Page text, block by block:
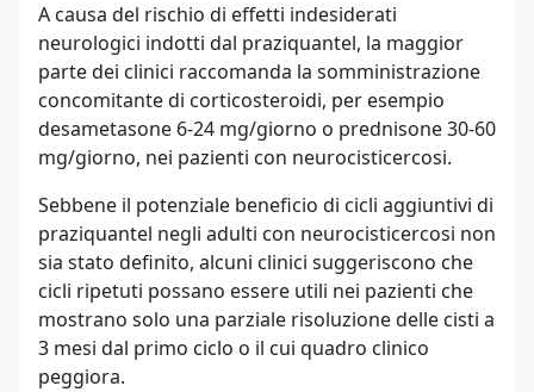
A causa del rischio di effetti indesiderati
neurologici indotti dal praziquantel, la maggior
parte dei clinici raccomanda la somministrazione
concomitante di corticosteroidi, per esempio
desametasone 6-24 mg/giorno o prednisone 30-60
mg/giorno, nei pazienti con neurocisticercosi.
Sebbene il potenziale beneficio di cicli aggiuntivi di
praziquantel negli adulti con neurocisticercosi non
sia stato definito, alcuni clinici suggeriscono che
cicli ripetuti possano essere utili nei pazienti che
mostrano solo una parziale risoluzione delle cisti a
3 mesi dal primo ciclo o il cui quadro clinico
peggiora.